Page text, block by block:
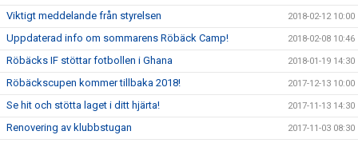
Viktigt meddelande från styrelsen 2018-02-12 10:00
Uppdaterad info om sommarens Röbäck Camp! 2018-02-08 10:46
Röbäcks IF stöttar fotbollen i Ghana 2018-01-19 14:30
Röbäckscupen kommer tillbaka 2018! 2017-12-13 10:00
Se hit och stötta laget i ditt hjärta! 2017-11-13 14:30
Renovering av klubbstugan 2017-11-03 08:30